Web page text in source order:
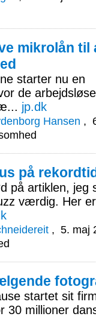
mikrolån til
starter nu en
de
jp.dk
Hansen ,
på
på artiklen, jeg
værdig. Her
, 5. maj
startet sit
30 millioner